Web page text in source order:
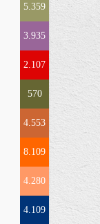
5.359
3.935
2.107
570
4.553
8.109
4.280
4.109